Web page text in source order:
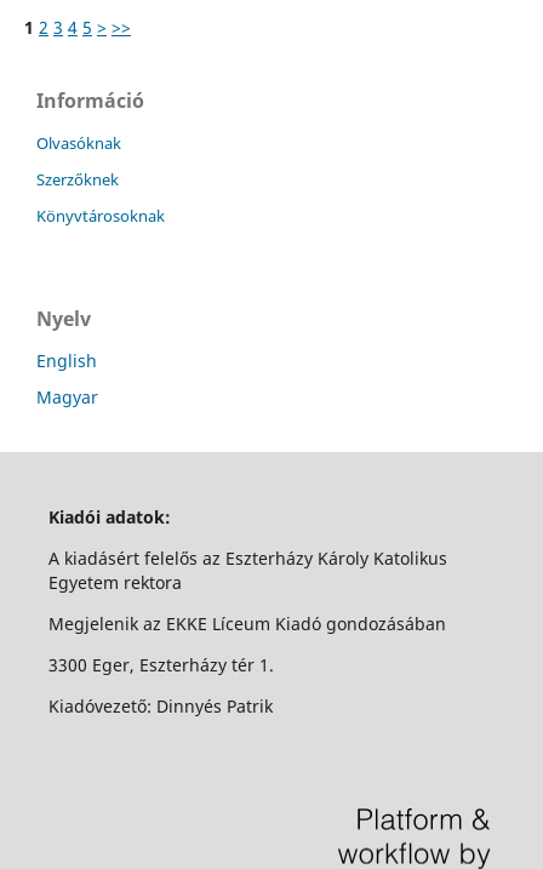
1 2 3 4 5 > >>
Információ
Olvasóknak
Szerzőknek
Könyvtárosoknak
Nyelv
English
Magyar
Kiadói adatok:
A kiadásért felelős az Eszterházy Károly Katolikus
Egyetem rektora
Megjelenik az EKKE Líceum Kiadó gondozásában
3300 Eger, Eszterházy tér 1.
Kiadóvezető: Dinnyés Patrik